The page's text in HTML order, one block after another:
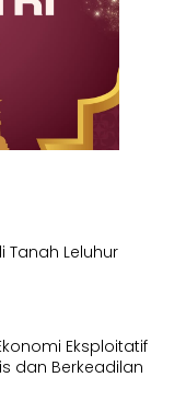
Tanah Leluhur
Eksploitatif
dan Berkeadilan